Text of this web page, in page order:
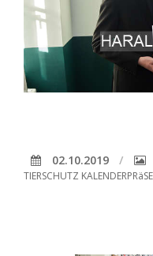
02.10.2019
TIERSCHUTZ